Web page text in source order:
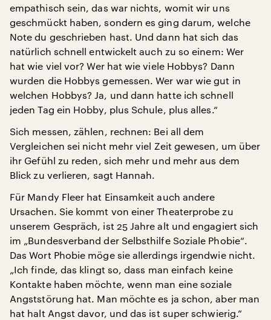
empathisch sein, das war nichts, womit wir uns
geschmückt haben, sondern es ging darum, welche
Note du geschrieben hast. Und dann hat sich das
natürlich schnell entwickelt auch zu so einem: Wer
hat wie viel vor? Wer hat wie viele Hobbys? Dann
wurden die Hobbys gemessen. Wer war wie gut in
welchen Hobbys? Ja, und dann hatte ich schnell
jeden Tag ein Hobby, plus Schule, plus alles.“
Sich messen, zählen, rechnen: Bei all dem
Vergleichen sei nicht mehr viel Zeit gewesen, um über
ihr Gefühl zu reden, sich mehr und mehr aus dem
Blick zu verlieren, sagt Hannah.
Für Mandy Fleer hat Einsamkeit auch andere
Ursachen. Sie kommt von einer Theaterprobe zu
unserem Gespräch, ist 25 Jahre alt und engagiert sich
im „Bundesverband der Selbsthilfe Soziale Phobie“.
Das Wort Phobie möge sie allerdings irgendwie nicht.
„Ich finde, das klingt so, dass man einfach keine
Kontakte haben möchte, wenn man eine soziale
Angststörung hat. Man möchte es ja schon, aber man
hat halt Angst davor, und das ist super schwierig.“